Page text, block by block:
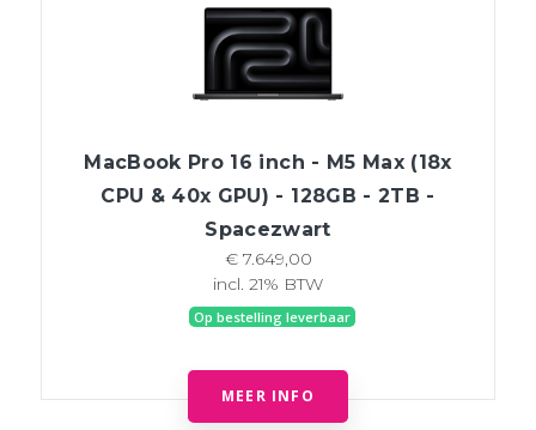
MacBook Pro 16 inch - M5 Max (18x
CPU & 40x GPU) - 128GB - 2TB -
Spacezwart
€ 7.649,00
incl. 21% BTW
Op bestelling leverbaar
MEER INFO